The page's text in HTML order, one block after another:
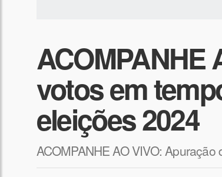
ACOMPANHE
votos em
eleições 2024
ACOMPANHE AO VIVO: